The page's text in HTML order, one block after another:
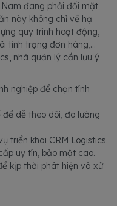
đang phải đối mặt
này không chỉ về hạ
quy trình hoạt động,
tình trạng đơn hàng,...
nhà quản lý cần lưu ý
nghiệp để chọn tính
dễ theo dõi, đo lường
triển khai CRM Logistics.
uy tín, bảo mật cao.
kịp thời phát hiện và xử